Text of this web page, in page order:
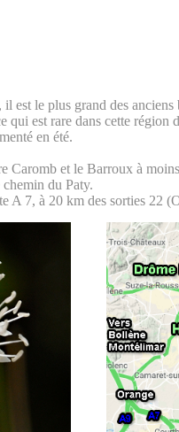
est le plus grand des anciens
qui est rare dans cette région
en été.
Caromb et le Barroux à
du Paty.
A 7, à 20 km des sorties 22